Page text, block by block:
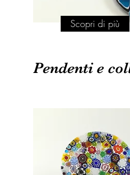
Scopri di più
Pendenti e